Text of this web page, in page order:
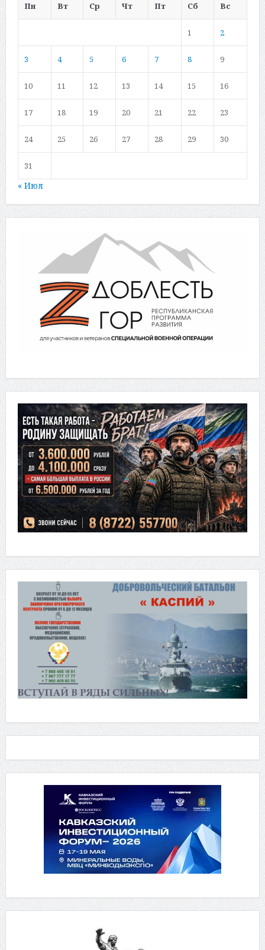
Пн
Вт Ср Чт Пт Сб Вс
1 2
3 4 5 6 7 8 9
10 11 12 13 14 15 16
17 18 19 20 21 22 23
24 25 26 27 28 29 30
31
« Июл